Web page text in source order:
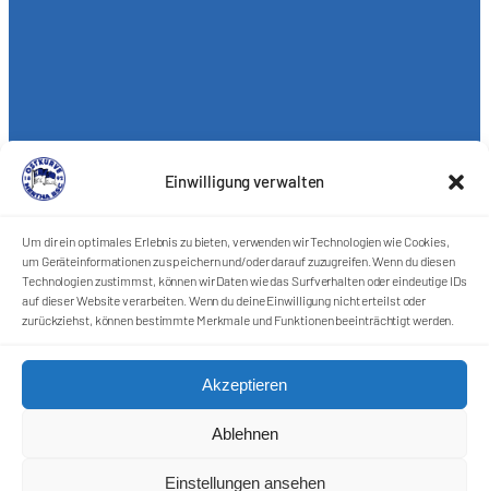
Einwilligung verwalten
Um dir ein optimales Erlebnis zu bieten, verwenden wir Technologien wie Cookies,
um Geräteinformationen zu speichern und/oder darauf zuzugreifen. Wenn du diesen
Technologien zustimmst, können wir Daten wie das Surfverhalten oder eindeutige IDs
auf dieser Website verarbeiten. Wenn du deine Einwilligung nicht erteilst oder
zurückziehst, können bestimmte Merkmale und Funktionen beeinträchtigt werden.
Akzeptieren
Ablehnen
Einstellungen ansehen